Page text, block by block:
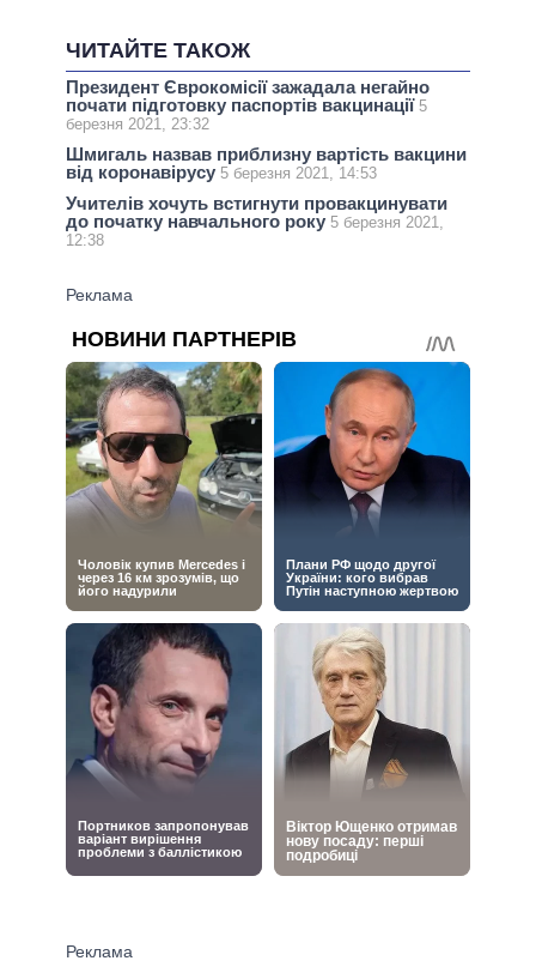
ЧИТАЙТЕ ТАКОЖ
Президент Єврокомісії зажадала негайно
почати підготовку паспортів вакцинації 5
березня 2021, 23:32
Шмигаль назвав приблизну вартість вакцини
від коронавірусу 5 березня 2021, 14:53
Учителів хочуть встигнути провакцинувати
до початку навчального року 5 березня 2021,
12:38